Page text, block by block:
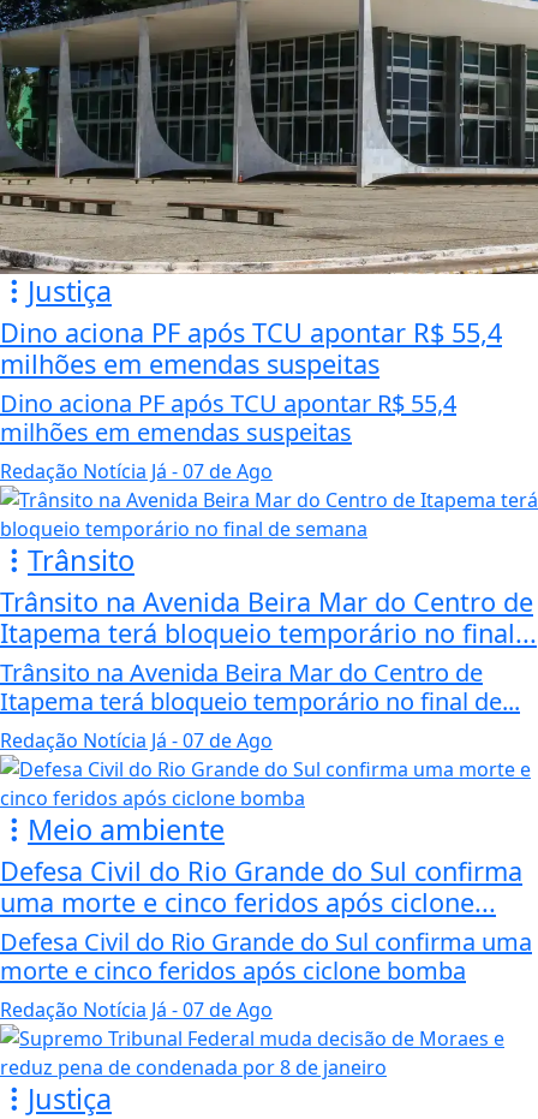
Justiça
Dino aciona PF após TCU apontar R$ 55,4
milhões em emendas suspeitas
Dino aciona PF após TCU apontar R$ 55,4
milhões em emendas suspeitas
Redação Notícia Já - 07 de Ago
Trânsito
Trânsito na Avenida Beira Mar do Centro de
Itapema terá bloqueio temporário no final...
Trânsito na Avenida Beira Mar do Centro de
Itapema terá bloqueio temporário no final de...
Redação Notícia Já - 07 de Ago
Meio ambiente
Defesa Civil do Rio Grande do Sul confirma
uma morte e cinco feridos após ciclone...
Defesa Civil do Rio Grande do Sul confirma uma
morte e cinco feridos após ciclone bomba
Redação Notícia Já - 07 de Ago
Justiça